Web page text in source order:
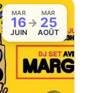
MAR
16
JUIN
→
MAR
25
AOÛT